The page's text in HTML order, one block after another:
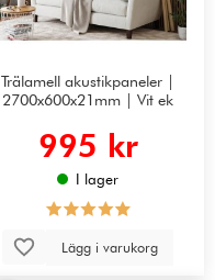
Trälamell akustikpaneler |
2700x600x21mm | Vit ek
995 kr
I lager
Lägg i varukorg